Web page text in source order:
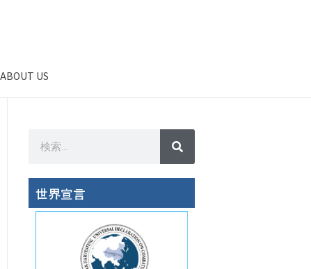
ABOUT US
世界宣言